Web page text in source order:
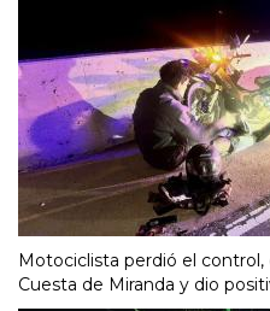
Motociclista perdió el
Cuesta de Miranda y dio